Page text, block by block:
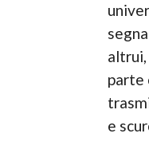
altrui,
parte
e